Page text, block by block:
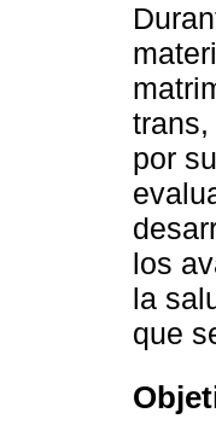
por
los
la
que